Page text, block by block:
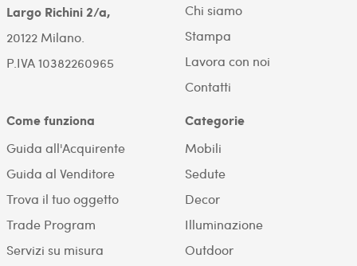
Largo Richini 2/a,
20122 Milano.
P.IVA 10382260965
Chi siamo
Stampa
Lavora con noi
Contatti
Come funziona
Guida all'Acquirente
Guida al Venditore
Trova il tuo oggetto
Trade Program
Servizi su misura
Categorie
Mobili
Sedute
Decor
Illuminazione
Outdoor